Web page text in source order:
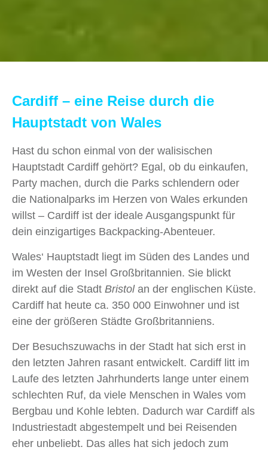
Cardiff – eine Reise durch die
Hauptstadt von Wales
Hast du schon einmal von der walisischen
Hauptstadt Cardiff gehört? Egal, ob du einkaufen,
Party machen, durch die Parks schlendern oder
die Nationalparks im Herzen von Wales erkunden
willst ‒ Cardiff ist der ideale Ausgangspunkt für
dein einzigartiges Backpacking-Abenteuer.
Wales‘ Hauptstadt liegt im Süden des Landes und
im Westen der Insel Großbritannien. Sie blickt
direkt auf die Stadt Bristolan der englischen Küste.
Cardiff hat heute ca. 350 000 Einwohner und ist
eine der größeren Städte Großbritanniens.
Der Besuchszuwachs in der Stadt hat sich erst in
den letzten Jahren rasant entwickelt. Cardiff litt im
Laufe des letzten Jahrhunderts lange unter einem
schlechten Ruf, da viele Menschen in Wales vom
Bergbau und Kohle lebten. Dadurch war Cardiff als
Industriestadt abgestempelt und bei Reisenden
eher unbeliebt. Das alles hat sich jedoch zum